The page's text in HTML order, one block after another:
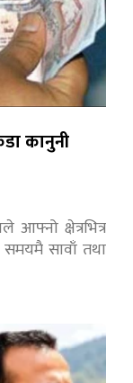
कानुनी
आफ्नो क्षेत्रभित्र
सावाँ तथा